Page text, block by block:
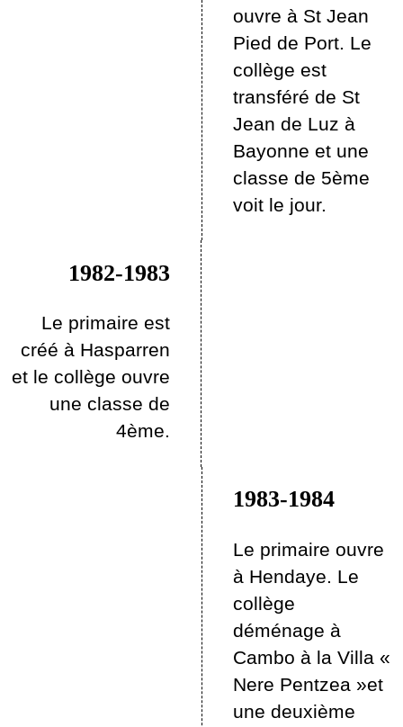
ouvre à St Jean
Pied de Port. Le
collège est
transféré de St
Jean de Luz à
Bayonne et une
classe de 5ème
voit le jour.
1982-1983
Le primaire est
créé à Hasparren
et le collège ouvre
une classe de
4ème.
1983-1984
Le primaire ouvre
à Hendaye. Le
collège
déménage à
Cambo à la Villa «
Nere Pentzea »et
une deuxième